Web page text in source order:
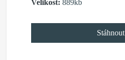
Velikost: 889kb
Stáhnout